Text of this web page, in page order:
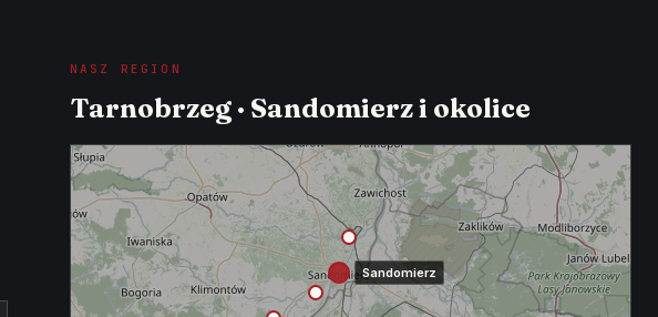
NASZ REGION
Tarnobrzeg · Sandomierz i okolice
Sandomierz